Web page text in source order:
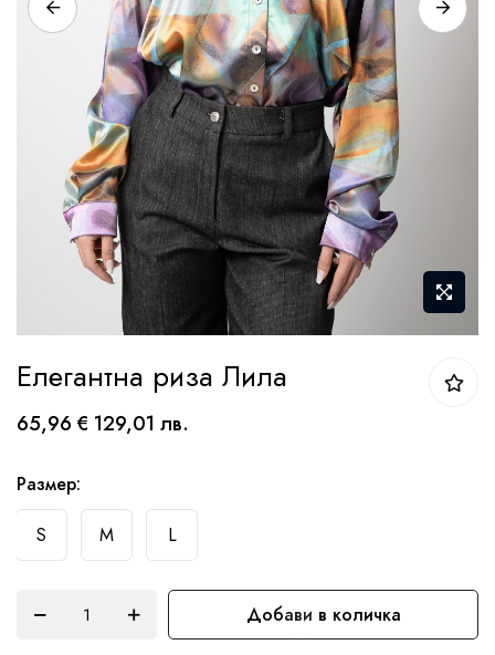
към
началото
галерия
със
снимки
Елегантна риза Лила
65,96 € 129,01 лв.
Размер
S
M L
Добави в количка